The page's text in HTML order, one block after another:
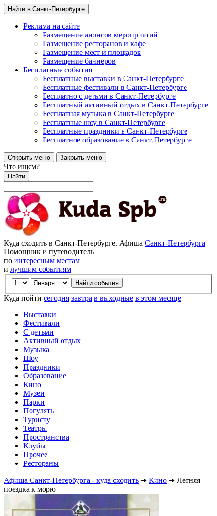
Найти в Санкт-Петербурге
Реклама на сайте
Размещение анонсов мероприятий
Размещение ресторанов и кафе
Размещение мест и площадок
Размещение баннеров
Бесплатные события
Бесплатные выставки в Санкт-Петербурге
Бесплатные фестивали в Санкт-Петербурге
Бесплатно с детьми в Санкт-Петербурге
Бесплатный активный отдых в Санкт-Петербурге
Бесплатная музыка в Санкт-Петербурге
Бесплатные шоу в Санкт-Петербурге
Бесплатные праздники в Санкт-Петербурге
Бесплатное образование в Санкт-Петербурге
Открыть меню Закрыть меню
Что ищем?
Найти
Куда сходить в Санкт-Петербурге. Афиша Санкт-Петербурга
Помощник и путеводитель
по интересным местам
и лучшим событиям
Куда пойти сегодня завтра в выходные в этом месяце
Выставки
Фестивали
С детьми
Активный отдых
Музыка
Шоу
Праздники
Образование
Кино
Музеи
Парки
Погулять
Туристу
Театры
Пространства
Клубы
Прочее
Рестораны
Афиша Санкт-Петербурга - куда сходить ➔ Кино ➔ Летняя
поездка к морю